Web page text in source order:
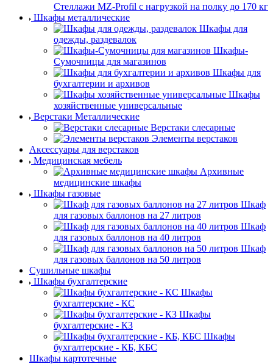
Стеллажи MZ-Profil с нагрузкой на полку до 170 кг
Шкафы металлические
Шкафы для
одежды, раздевалок
Шкафы-
Сумочницы для магазинов
Шкафы для
бухгалтерии и архивов
Шкафы
хозяйственные универсальные
Верстаки Металлические
Верстаки слесарные
Элементы верстаков
Аксессуары для верстаков
Медицинская мебель
Архивные
медицинские шкафы
Шкафы газовые
Шкаф
для газовых баллонов на 27 литров
Шкаф
для газовых баллонов на 40 литров
Шкаф
для газовых баллонов на 50 литров
Сушильные шкафы
Шкафы бухгалтерские
Шкафы
бухгалтерские - КС
Шкафы
бухгалтерские - КЗ
Шкафы
бухгалтерские - КБ, КБС
Шкафы картотечные